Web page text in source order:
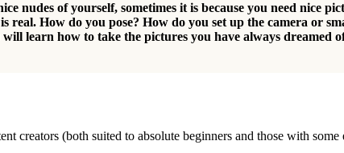
nudes of yourself, sometimes it is because you need nice
real. How do you pose? How do you set up the camera or
learn how to take the pictures you have always dreamed
creators (both suited to absolute beginners and those with